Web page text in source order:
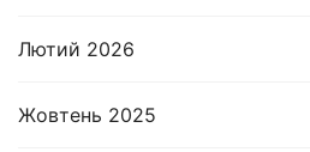
Лютий 2026
Жовтень 2025